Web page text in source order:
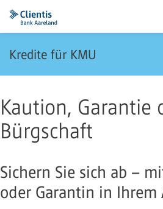
Kredite für KMU
Kaution, Garantie
Bürgschaft
Sichern Sie sich ab –
oder Garantin in Ihrem